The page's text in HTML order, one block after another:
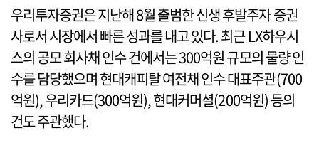
우리투자증권은 지난해 8월 출범한 신생 후발주자 증권
사로서 시장에서 빠른 성과를 내고 있다. 최근 LX하우시
스의 공모 회사채 인수 건에서는 300억원 규모의 물량 인
수를 담당했으며 현대캐피탈 여전채 인수 대표주관(700
억원), 우리카드(300억원), 현대커머셜(200억원) 등의
건도 주관했다.